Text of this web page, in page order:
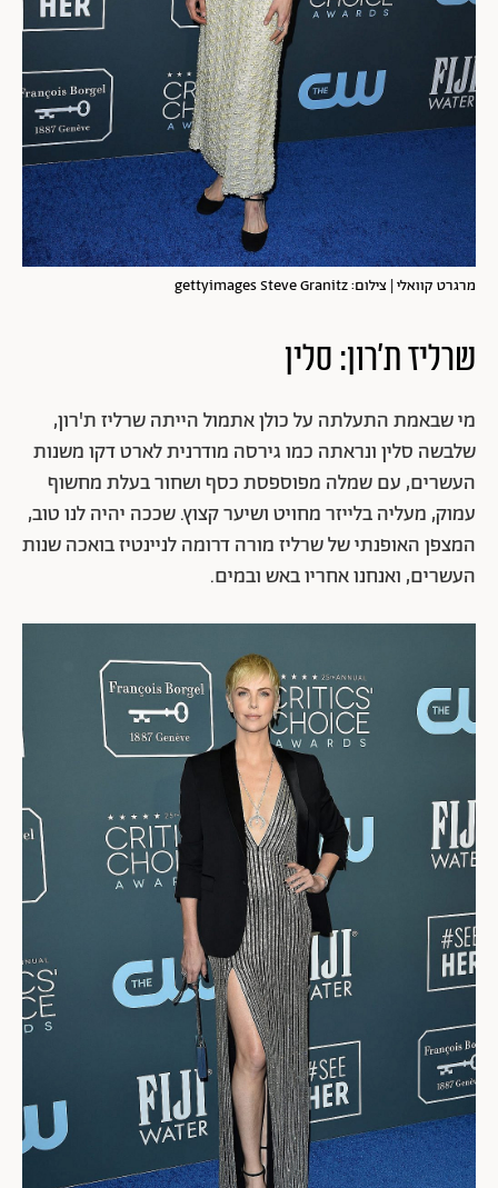
מרגרט קוואלי | צילום: gettyimages Steve Granitz
שרליז ת'רון: סלין
מי שבאמת התעלתה על כולן אתמול הייתה שרליז ת'רון,
שלבשה סלין ונראתה כמו גירסה מודרנית לארט דקו משנות
העשרים, עם שמלה מפוספסת כסף ושחור בעלת מחשוף
עמוק, מעליה בלייזר מחויט ושיער קצוץ. שככה יהיה לנו טוב,
המצפן האופנתי של שרליז מורה דרומה לניינטיז בואכה שנות
העשרים, ואנחנו אחריו באש ובמים.